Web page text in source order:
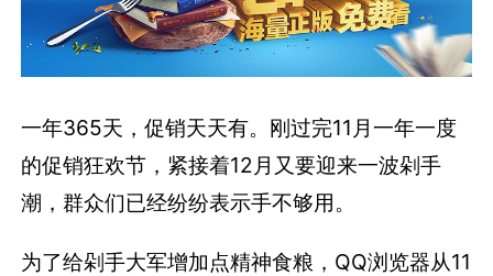
一年365天，促销天天有。刚过完11月一年一度
的促销狂欢节，紧接着12月又要迎来一波剁手
潮，群众们已经纷纷表示手不够用。
为了给剁手大军增加点精神食粮，QQ浏览器从11